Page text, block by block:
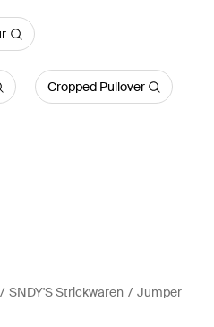
Cropped Pullover
SNDY'S Strickwaren
Jumper